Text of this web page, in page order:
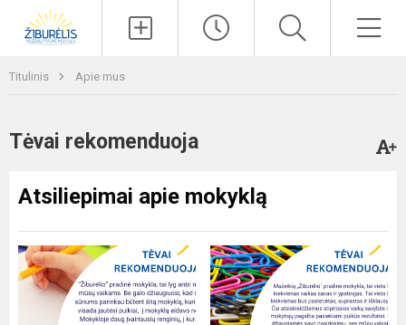
Titulinis Apie mus
Tėvai rekomenduoja
Atsiliepimai apie mokyklą